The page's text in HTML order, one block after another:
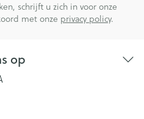
schrijft u zich in voor onze
met onze privacy policy.
op